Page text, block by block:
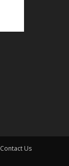
Contact Us